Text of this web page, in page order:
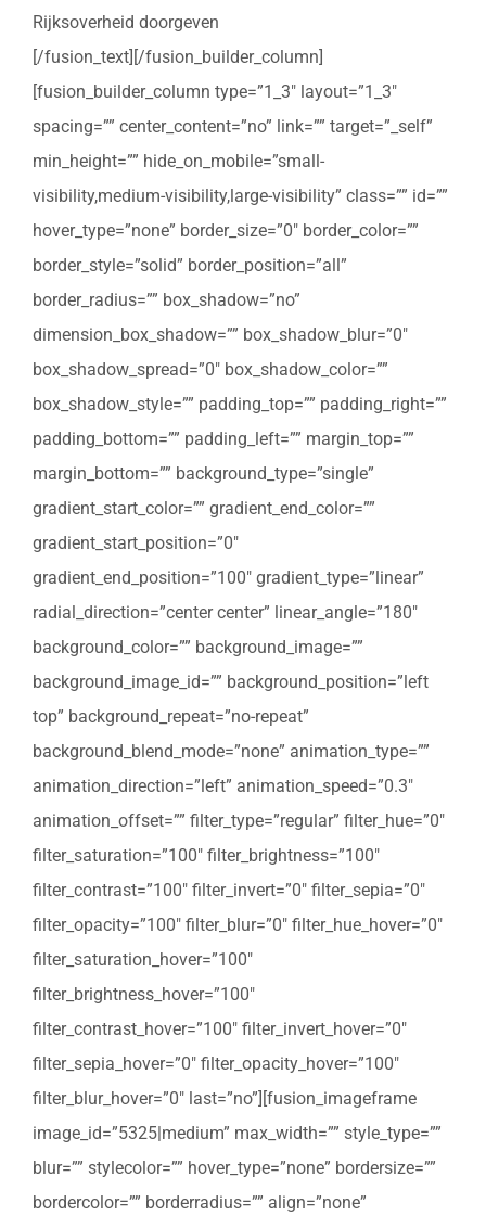
Rijksoverheid doorgeven
[/fusion_text][/fusion_builder_column]
[fusion_builder_column type=”1_3″ layout=”1_3″
spacing=”” center_content=”no” link=”” target=”_self”
min_height=”” hide_on_mobile=”small-
visibility,medium-visibility,large-visibility” class=”” id=””
hover_type=”none” border_size=”0″ border_color=””
border_style=”solid” border_position=”all”
border_radius=”” box_shadow=”no”
dimension_box_shadow=”” box_shadow_blur=”0″
box_shadow_spread=”0″ box_shadow_color=””
box_shadow_style=”” padding_top=”” padding_right=””
padding_bottom=”” padding_left=”” margin_top=””
margin_bottom=”” background_type=”single”
gradient_start_color=”” gradient_end_color=””
gradient_start_position=”0″
gradient_end_position=”100″ gradient_type=”linear”
radial_direction=”center center” linear_angle=”180″
background_color=”” background_image=””
background_image_id=”” background_position=”left
top” background_repeat=”no-repeat”
background_blend_mode=”none” animation_type=””
animation_direction=”left” animation_speed=”0.3″
animation_offset=”” filter_type=”regular” filter_hue=”0″
filter_saturation=”100″ filter_brightness=”100″
filter_contrast=”100″ filter_invert=”0″ filter_sepia=”0″
filter_opacity=”100″ filter_blur=”0″ filter_hue_hover=”0″
filter_saturation_hover=”100″
filter_brightness_hover=”100″
filter_contrast_hover=”100″ filter_invert_hover=”0″
filter_sepia_hover=”0″ filter_opacity_hover=”100″
filter_blur_hover=”0″ last=”no”][fusion_imageframe
image_id=”5325|medium” max_width=”” style_type=””
blur=”” stylecolor=”” hover_type=”none” bordersize=””
bordercolor=”” borderradius=”” align=”none”